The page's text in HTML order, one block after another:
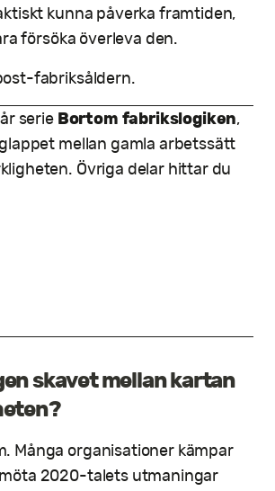
kunna påverka framtiden,
försöka överleva den.
fabriksåldern.
serie Bortom fabrikslogiken,
mellan gamla arbetssätt
Övriga delar hittar du
skavet mellan kartan
Många organisationer kämpar
2020-talets utmaningar